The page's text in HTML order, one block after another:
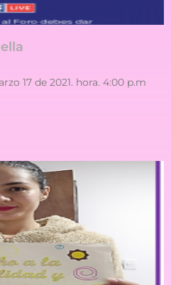
17 de 2021. hora. 4:00 p.m